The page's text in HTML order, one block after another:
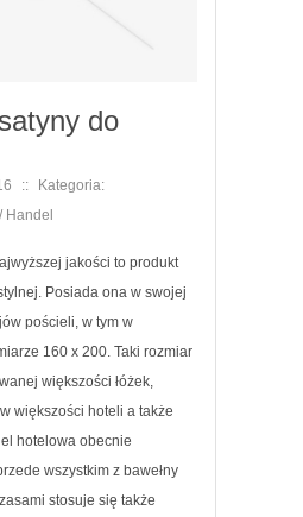
do
::
Kategoria:
Handel
jakości to produkt
Posiada ona w swojej
pościeli, w tym w
160 x 200. Taki rozmiar
większości łóżek,
większości hoteli a także
hotelowa obecnie
wszystkim z bawełny
stosuje się także